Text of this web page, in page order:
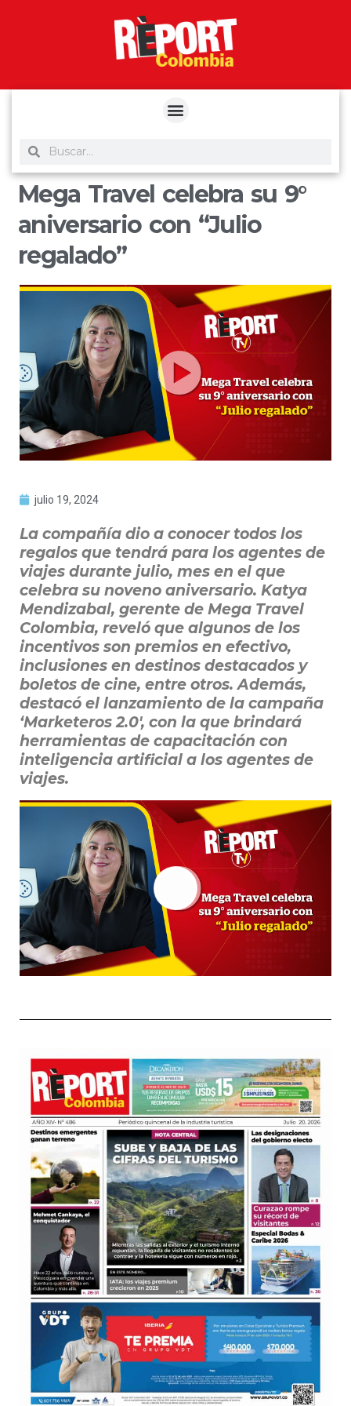
Mega Travel celebra su 9°
aniversario con “Julio
regalado”
julio 19, 2024
La compañía dio a conocer todos los
regalos que tendrá para los agentes de
viajes durante julio, mes en el que
celebra su noveno aniversario. Katya
Mendizabal, gerente de Mega Travel
Colombia, reveló que algunos de los
incentivos son premios en efectivo,
inclusiones en destinos destacados y
boletos de cine, entre otros. Además,
destacó el lanzamiento de la campaña
‘Marketeros 2.0′, con la que brindará
herramientas de capacitación con
inteligencia artificial a los agentes de
viajes.